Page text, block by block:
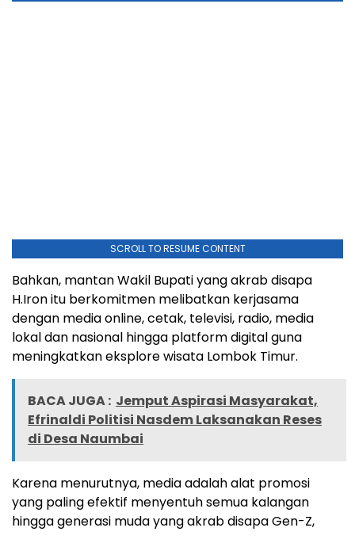
SCROLL TO RESUME CONTENT
Bahkan, mantan Wakil Bupati yang akrab disapa
H.Iron itu berkomitmen melibatkan kerjasama
dengan media online, cetak, televisi, radio, media
lokal dan nasional hingga platform digital guna
meningkatkan eksplore wisata Lombok Timur.
BACA JUGA : Jemput Aspirasi Masyarakat,
Efrinaldi Politisi Nasdem Laksanakan Reses
di Desa Naumbai
Karena menurutnya, media adalah alat promosi
yang paling efektif menyentuh semua kalangan
hingga generasi muda yang akrab disapa Gen-Z,